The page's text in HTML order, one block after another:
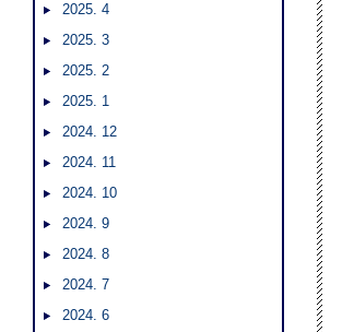
2025. 4
2025. 3
2025. 2
2025. 1
2024. 12
2024. 11
2024. 10
2024. 9
2024. 8
2024. 7
2024. 6